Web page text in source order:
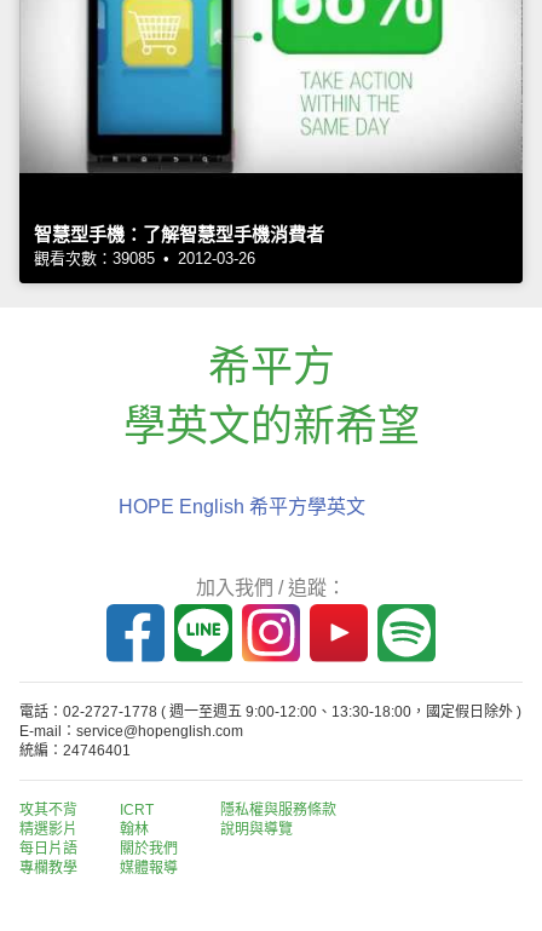
智慧型手機：了解智慧型手機消費者
觀看次數：39085 • 2012-03-26
希平方
學英文的新希望
HOPE English 希平方學英文
加入我們 / 追蹤：
電話：02-2727-1778 ( 週一至週五 9:00-12:00、13:30-18:00，國定假日除外 )
E-mail：service@hopenglish.com
統編：24746401
攻其不背
精選影片
每日片語
專欄教學
ICRT
翰林
關於我們
媒體報導
隱私權與服務條款
說明與導覽